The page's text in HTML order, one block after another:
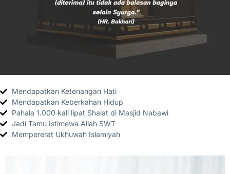
Mendapatkan Ketenangan Hati
Mendapatkan Keberkahan Hidup
Pahala 1.000 kali lipat Shalat di Masjid Nabawi
Jadi Tamu Istimewa Allah SWT
Mempererat Ukhuwah Islamiyah